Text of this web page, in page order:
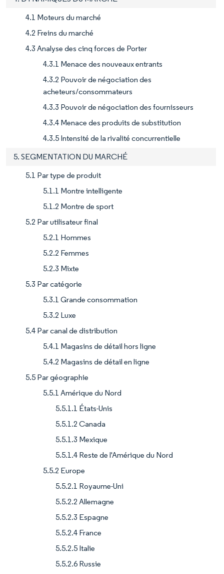
4.1 Moteurs du marché
4.2 Freins du marché
4.3 Analyse des cinq forces de Porter
4.3.1 Menace des nouveaux entrants
4.3.2 Pouvoir de négociation des
acheteurs/consommateurs
4.3.3 Pouvoir de négociation des fournisseurs
4.3.4 Menace des produits de substitution
4.3.5 Intensité de la rivalité concurrentielle
5. SEGMENTATION DU MARCHÉ
5.1 Par type de produit
5.1.1 Montre intelligente
5.1.2 Montre de sport
5.2 Par utilisateur final
5.2.1 Hommes
5.2.2 Femmes
5.2.3 Mixte
5.3 Par catégorie
5.3.1 Grande consommation
5.3.2 Luxe
5.4 Par canal de distribution
5.4.1 Magasins de détail hors ligne
5.4.2 Magasins de détail en ligne
5.5 Par géographie
5.5.1 Amérique du Nord
5.5.1.1 États-Unis
5.5.1.2 Canada
5.5.1.3 Mexique
5.5.1.4 Reste de l'Amérique du Nord
5.5.2 Europe
5.5.2.1 Royaume-Uni
5.5.2.2 Allemagne
5.5.2.3 Espagne
5.5.2.4 France
5.5.2.5 Italie
5.5.2.6 Russie